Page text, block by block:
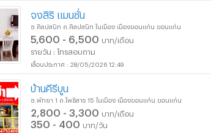
จงสิริ แมนชั่น
ซ.ศิลปสนิท ถ.ศิลปสนิท ในเมือง เมืองขอนแก่น ขอนแก่น
5,600 - 6,500 บาท/เดือน
รายวัน : โทรสอบถาม
28/05/2026 12:49
บ้านคีรีบูน
ซ.พัทยา 1 ถ.โพธิสาร 15 ในเมือง เมืองขอนแก่น ขอนแก่น
2,800 - 3,300 บาท/เดือน
350 - 400 บาท/วัน